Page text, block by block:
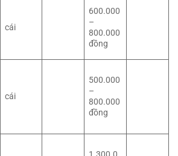
cái
600.000
–
800.000
đồng
cái
500.000
–
800.000
đồng